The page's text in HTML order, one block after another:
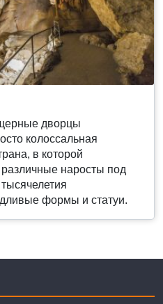
дворцы
колоссальная
в которой
наросты под
формы и статуи.